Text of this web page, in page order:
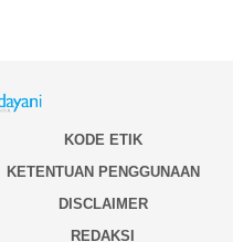
KODE ETIK
KETENTUAN PENGGUNAAN
DISCLAIMER
REDAKSI